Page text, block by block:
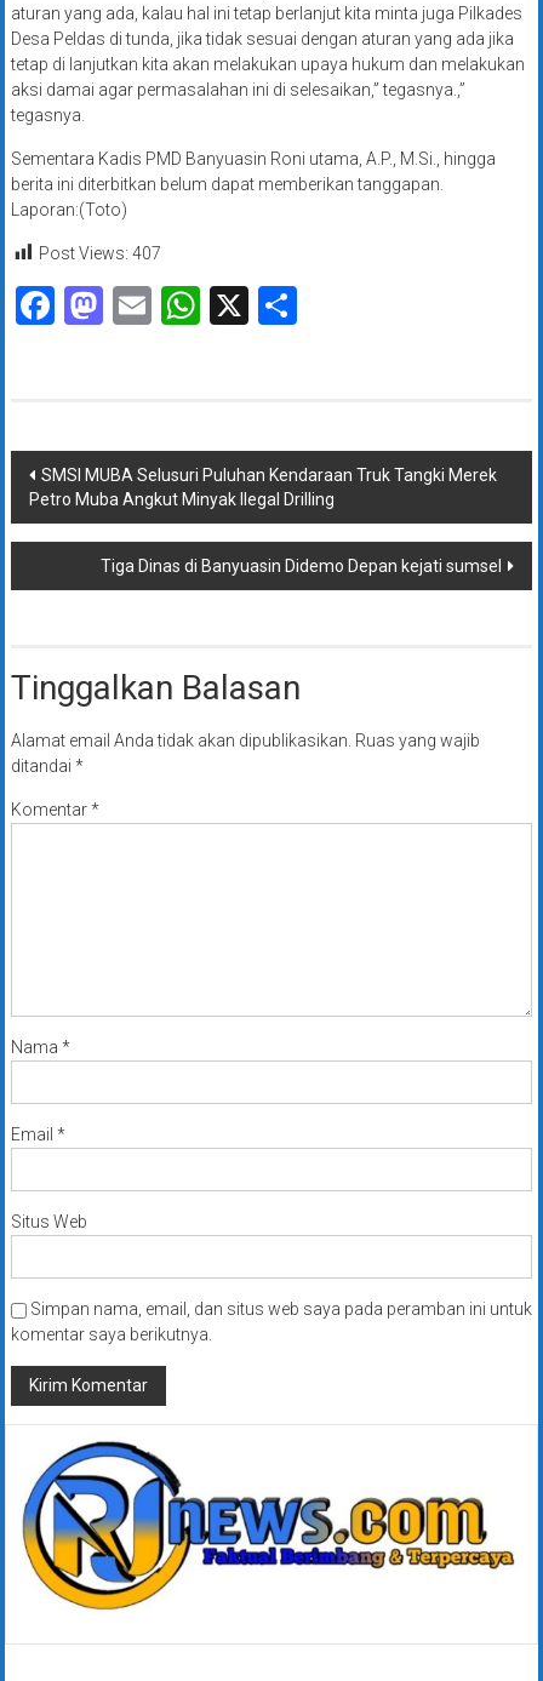
aturan yang ada, kalau hal ini tetap berlanjut kita minta juga Pilkades
Desa Peldas di tunda, jika tidak sesuai dengan aturan yang ada jika
tetap di lanjutkan kita akan melakukan upaya hukum dan melakukan
aksi damai agar permasalahan ini di selesaikan,” tegasnya.,”
tegasnya.
Sementara Kadis PMD Banyuasin Roni utama, A.P., M.Si., hingga
berita ini diterbitkan belum dapat memberikan tanggapan.
Laporan:(Toto)
Post Views: 407
Facebook
Mastodon
EmailWhatsApp
X
Navigasi
pos
SMSI MUBA Selusuri Puluhan Kendaraan Truk Tangki Merek
Petro Muba Angkut Minyak Ilegal Drilling
Tiga Dinas di Banyuasin Didemo Depan kejati sumsel
Tinggalkan Balasan
Alamat email Anda tidak akan dipublikasikan. Ruas yang wajib
ditandai *
Komentar*
Nama *
Email *
Situs Web
Simpan nama, email, dan situs web saya pada peramban ini untuk
komentar saya berikutnya.